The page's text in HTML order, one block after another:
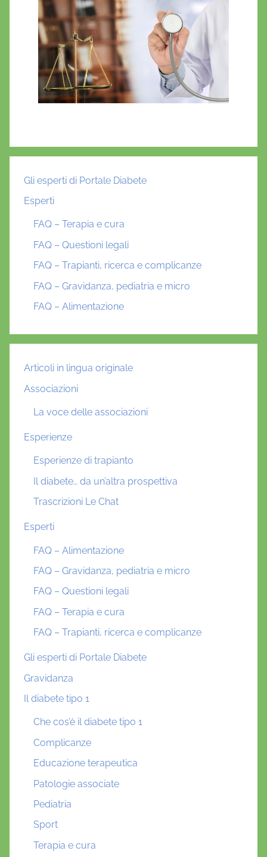
Gli esperti di Portale Diabete
Esperti
FAQ – Terapia e cura
FAQ – Questioni legali
FAQ – Trapianti, ricerca e complicanze
FAQ – Gravidanza, pediatria e micro
FAQ – Alimentazione
Articoli in lingua originale
Associazioni
La voce delle associazioni
Esperienze
Esperienze di trapianto
Il diabete… da un’altra prospettiva
Trascrizioni Le Chat
Esperti
FAQ – Alimentazione
FAQ – Gravidanza, pediatria e micro
FAQ – Questioni legali
FAQ – Terapia e cura
FAQ – Trapianti, ricerca e complicanze
Gli esperti di Portale Diabete
Gravidanza
Il diabete tipo 1
Che cos’è il diabete tipo 1
Complicanze
Educazione terapeutica
Patologie associate
Pediatria
Sport
Terapia e cura